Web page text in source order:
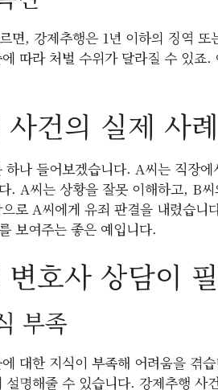
면, 강제추행은 1년 이하의 징역
따라 처벌 수위가 달라질 수 있
건의 실제 사례
하나 들어보겠습니다. A씨는 직장
. A씨는 상황을 잘못 이해하고, B
로 A씨에게 유죄 판결을 내렸습
보여주는 좋은 예입니다.
호사 상담이
부족
대한 지식이 부족해 어려움을 겪
설명해줄 수 있습니다. 강제추행 사